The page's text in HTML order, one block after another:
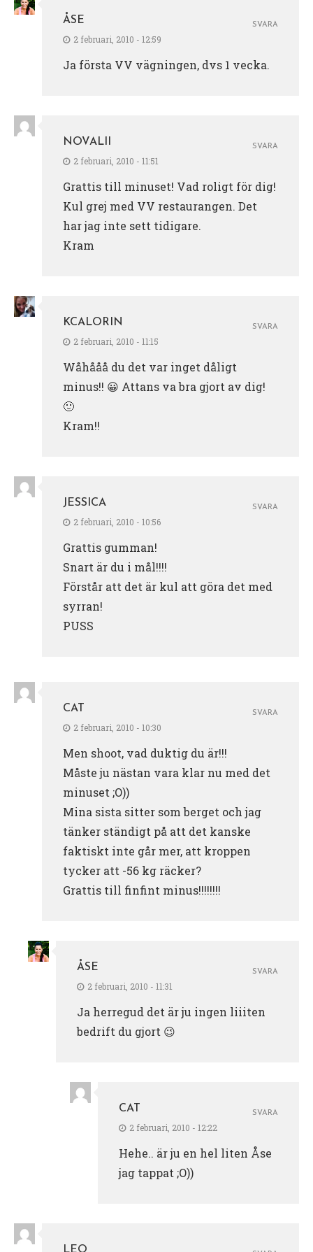
ÅSE
2 februari, 2010 - 12:59
Ja första VV vägningen, dvs 1 vecka.
SVARA
NOVALII
2 februari, 2010 - 11:51
Grattis till minuset! Vad roligt för dig!
Kul grej med VV restaurangen. Det
har jag inte sett tidigare.
Kram
SVARA
KCALORIN
2 februari, 2010 - 11:15
Wåhååå du det var inget dåligt
minus!! 😀 Attans va bra gjort av dig!
🙂
Kram!!
SVARA
JESSICA
2 februari, 2010 - 10:56
Grattis gumman!
Snart är du i mål!!!!
Förstår att det är kul att göra det med
syrran!
PUSS
SVARA
CAT
2 februari, 2010 - 10:30
Men shoot, vad duktig du är!!!
Måste ju nästan vara klar nu med det
minuset ;O))
Mina sista sitter som berget och jag
tänker ständigt på att det kanske
faktiskt inte går mer, att kroppen
tycker att -56 kg räcker?
Grattis till finfint minus!!!!!!!!
SVARA
ÅSE
2 februari, 2010 - 11:31
Ja herregud det är ju ingen liiiten
bedrift du gjort 😉
SVARA
CAT
2 februari, 2010 - 12:22
Hehe.. är ju en hel liten Åse
jag tappat ;O))
SVARA
LEO